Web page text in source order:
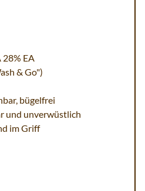
28% EA
& Go")
bügelfrei
und unverwüstlich
im Griff